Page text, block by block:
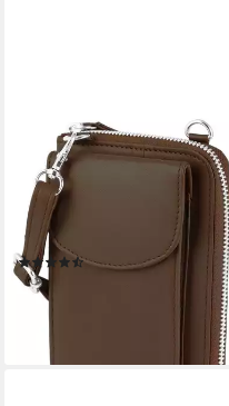
AKZENT
Handytasche Naima Unisex
Handyumhängetasche mit
Geldbörse aus Echtleder
(einzeln)
(2)
31,95 €
lieferbar - in 5-6 Werktagen bei dir